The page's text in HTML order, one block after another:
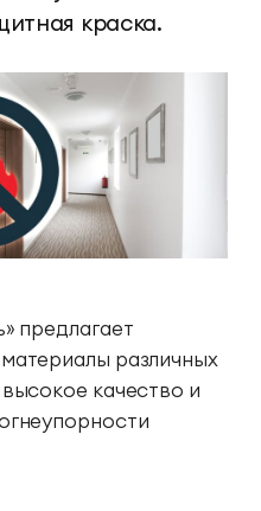
краска.
предлагает
различных
качество и